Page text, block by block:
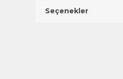
PT
Seçenekler